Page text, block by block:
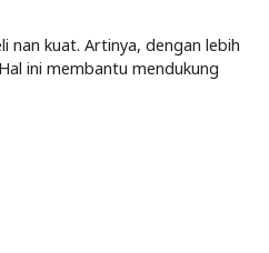
nan kuat. Artinya, dengan lebih
ini membantu mendukung